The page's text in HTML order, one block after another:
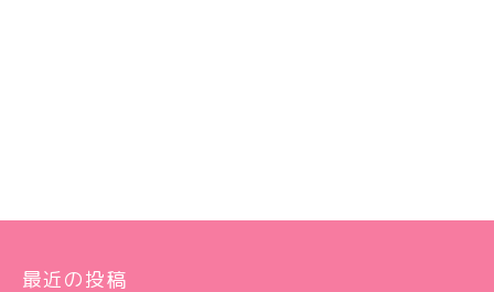
最近の投稿